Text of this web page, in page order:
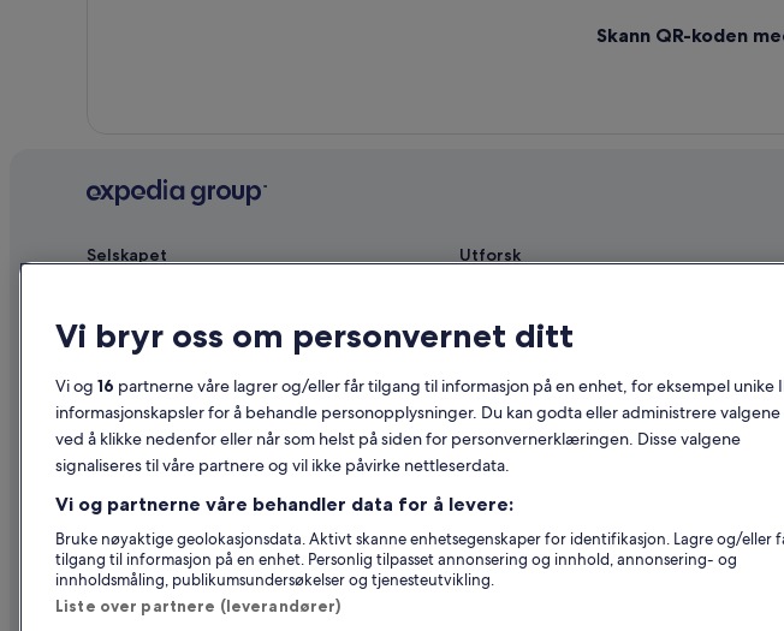
Skann QR-koden
Selskapet
Ledige stillinger
Partnerskap
Advertising
Utforsk
Hoteller i Norge
Pakkereiser i Norge
Flyreiser innenlands
Vi bryr oss om personvernet ditt
Vi og 16 partnerne våre lagrer og/eller får tilgang til informasjon på en enhet, for eksempel unike
informasjonskapsler for å behandle personopplysninger. Du kan godta eller administrere
ved å klikke nedenfor eller når som helst på siden for personvernerklæringen. Disse valgene
signaliseres til våre partnere og vil ikke påvirke nettleserdata.
Vi og partnerne våre behandler data for å levere:
Bruke nøyaktige geolokasjonsdata. Aktivt skanne enhetsegenskaper for identifikasjon. Lagre og/eller
tilgang til informasjon på en enhet. Personlig tilpasset annonsering og innhold, annonsering- og
innholdsmåling, publikumsundersøkelser og tjenesteutvikling.
Liste over partnere (leverandører)